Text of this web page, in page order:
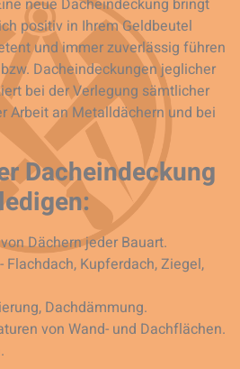
positiv in Ihrem Geldbeutel
und immer zuverlässig führen
Dacheindeckungen jeglicher
bei der Verlegung sämtlicher
Arbeit an Metalldächern und bei
Dacheindeckung
Dächern jeder Bauart.
Flachdach, Kupferdach, Ziegel,
Dachdämmung.
von Wand- und Dachflächen.